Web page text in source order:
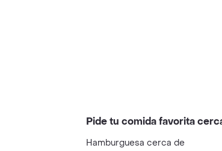
Pide tu comida favorita
Hamburguesa cerca de